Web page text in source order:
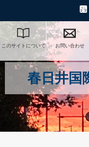
このサイトについて お問い合わせ
春日井国